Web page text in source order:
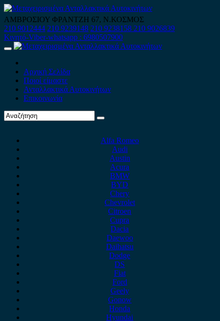
Skip
to
content
ΑΜΒΡΟΣΙΟΥ ΦΡΑΝΤΖΗ 67, Ν.ΚΟΣΜΟΣ
210 9012444 210 9239148 210 9238158 210 9026839
Κινητό-Viber-whatsapp : 6980507900
Primary
Αρχική Σελίδα
Ποιοί είμαστε
Ανταλλακτικά Αυτοκινήτων
Επικοινωνία
Alfa Romeo
Audi
Austin
Acura
BMW
BYD
Chery
Chevrolet
Citroen
Cupra
Dacia
Daewoo
Daihatsu
Dodge
DS
Fiat
Ford
Geely
Gonow
Honda
Hyundai